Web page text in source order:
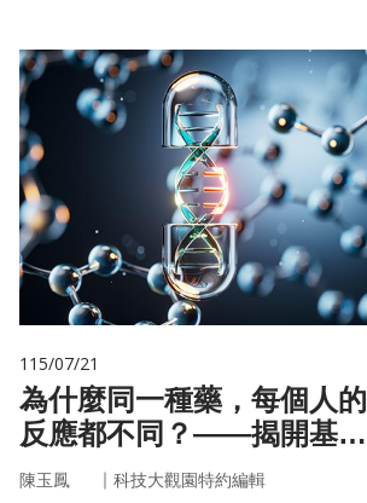
115/07/21
為什麼同一種藥，每個人的
反應都不同？——揭開基因
的用藥密碼
陳玉鳳 ｜ 科技大觀園特約編輯